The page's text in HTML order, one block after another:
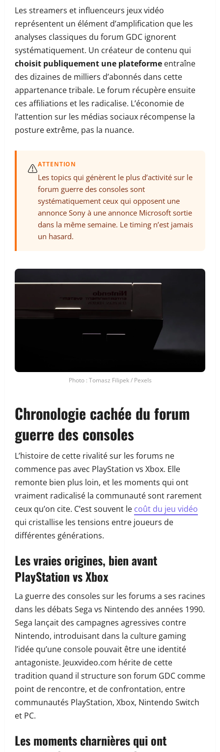
Les streamers et influenceurs jeux vidéo
représentent un élément d’amplification que les
analyses classiques du forum GDC ignorent
systématiquement. Un créateur de contenu qui
choisit publiquement une plateforme entraîne
des dizaines de milliers d’abonnés dans cette
appartenance tribale. Le forum récupère ensuite
ces affiliations et les radicalise. L’économie de
l’attention sur les médias sociaux récompense la
posture extrême, pas la nuance.
⚠️ATTENTION
Les topics qui génèrent le plus d’activité sur le
forum guerre des consoles sont
systématiquement ceux qui opposent une
annonce Sony à une annonce Microsoft sortie
dans la même semaine. Le timing n’est jamais
un hasard.
Photo : Tomasz Filipek / Pexels
Chronologie cachée du forum
guerre des consoles
L’histoire de cette rivalité sur les forums ne
commence pas avec PlayStation vs Xbox. Elle
remonte bien plus loin, et les moments qui ont
vraiment radicalisé la communauté sont rarement
ceux qu’on cite. C’est souvent le coût du jeu vidéo
qui cristallise les tensions entre joueurs de
différentes générations.
Les vraies origines, bien avant
PlayStation vs Xbox
La guerre des consoles sur les forums a ses racines
dans les débats Sega vs Nintendo des années 1990.
Sega lançait des campagnes agressives contre
Nintendo, introduisant dans la culture gaming
l’idée qu’une console pouvait être une identité
antagoniste. Jeuxvideo.com hérite de cette
tradition quand il structure son forum GDC comme
point de rencontre, et de confrontation, entre
communautés PlayStation, Xbox, Nintendo Switch
et PC.
Les moments charnières qui ont